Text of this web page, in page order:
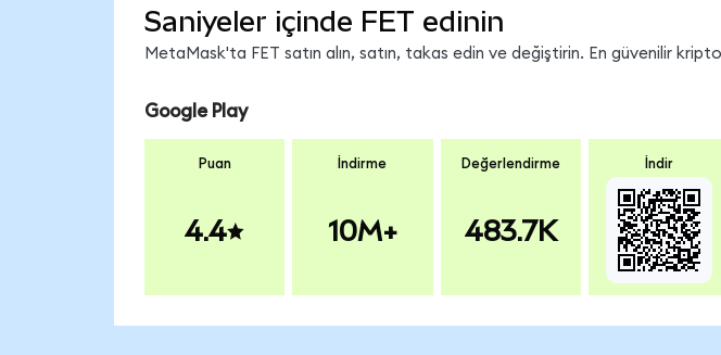
Saniyeler içinde FET edinin
MetaMask'ta FET satın alın, satın, takas edin ve değiştirin. En güvenilir
Google Play
Puan
4.4
İndirme
10M+
Değerlendirme
483.7K
İndir